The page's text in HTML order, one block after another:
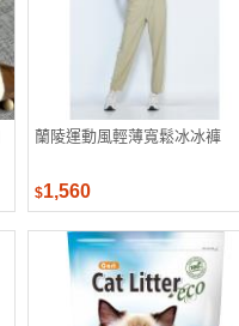
蘭陵運動風輕薄寬鬆冰冰褲
$1,560